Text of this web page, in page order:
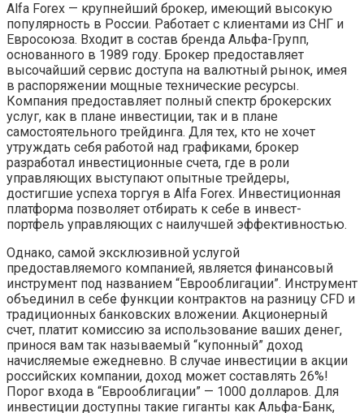
Alfa Forex — крупнейший брокер, имеющий высокую
популярность в России. Работает с клиентами из СНГ и
Евросоюза. Входит в состав бренда Альфа-Групп,
основанного в 1989 году. Брокер предоставляет
высочайший сервис доступа на валютный рынок, имея
в распоряжении мощные технические ресурсы.
Компания предоставляет полный спектр брокерских
услуг, как в плане инвестиции, так и в плане
самостоятельного трейдинга. Для тех, кто не хочет
утруждать себя работой над графиками, брокер
разработал инвестиционные счета, где в роли
управляющих выступают опытные трейдеры,
достигшие успеха торгуя в Alfa Forex. Инвестиционная
платформа позволяет отбирать к себе в инвест-
портфель управляющих с наилучшей эффективностью.
Однако, самой эксклюзивной услугой
предоставляемого компанией, является финансовый
инструмент под названием “Еврооблигации”. Инструмент
объединил в себе функции контрактов на разницу CFD и
традиционных банковских вложении. Акционерный
счет, платит комиссию за использование ваших денег,
принося вам так называемый “купонный” доход
начисляемые ежедневно. В случае инвестиции в акции
российских компании, доход может составлять 26%!
Порог входа в “Еврооблигации” — 1000 долларов. Для
инвестиции доступны такие гиганты как Альфа-Банк,